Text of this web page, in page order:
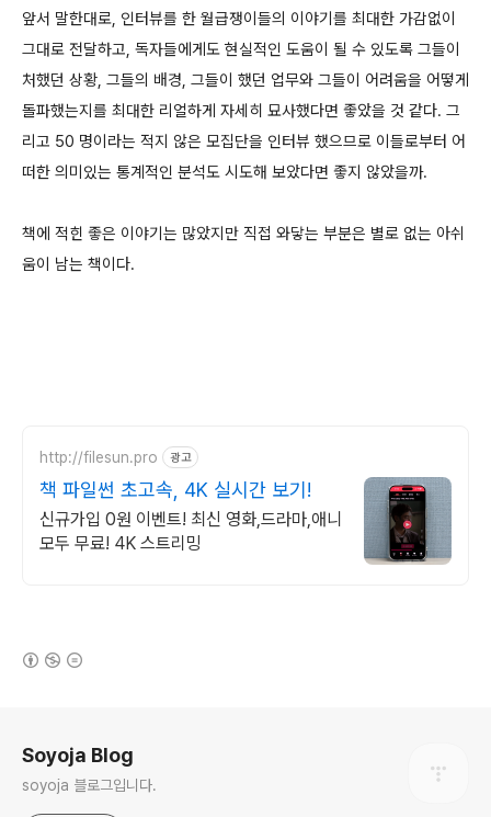
앞서 말한대로, 인터뷰를 한 월급쟁이들의 이야기를 최대한 가감없이
그대로 전달하고, 독자들에게도 현실적인 도움이 될 수 있도록 그들이
처했던 상황, 그들의 배경, 그들이 했던 업무와 그들이 어려움을 어떻게
돌파했는지를 최대한 리얼하게 자세히 묘사했다면 좋았을 것 같다. 그
리고 50 명이라는 적지 않은 모집단을 인터뷰 했으므로 이들로부터 어
떠한 의미있는 통계적인 분석도 시도해 보았다면 좋지 않았을까.
책에 적힌 좋은 이야기는 많았지만 직접 와닿는 부분은 별로 없는 아쉬
움이 남는 책이다.
http://filesun.pro 광고
책 파일썬 초고속, 4K 실시간 보기!
신규가입 0원 이벤트! 최신 영화,드라마,애니
모두 무료! 4K 스트리밍
Soyoja Blog
soyoja 블로그입니다.